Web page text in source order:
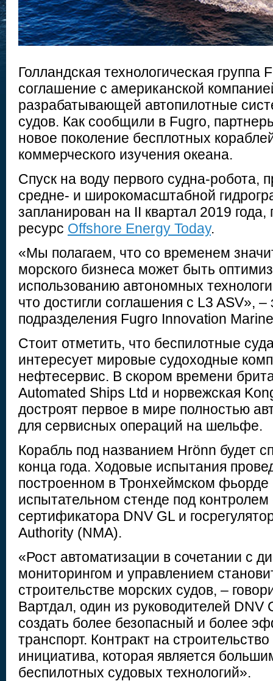
Голландская технологическая группа
соглашение с американской
разрабатывающей автопилотные
судов. Как сообщили в Fugro,
новое поколение бесплотных
коммерческого изучения океана.
Спуск на воду первого судна-робота,
средне- и широкомасштабной
запланирован на II квартал 2019 года,
ресурс Offshore Energy Today.
«Мы полагаем, что со временем
морского бизнеса может быть
использованию автономных
что достигли соглашения с L3 ASV», –
подразделения Fugro Innovation
Стоит отметить, что беспилотные
интересует мировые судоходные
нефтесервис. В скором времени
Automated Ships Ltd и норвежская
достроят первое в мире полностью
для сервисных операций на шельфе.
Корабль под названием Hrönn будет
конца года. Ходовые испытания
построенном в Тронхеймском
испытательном стенде под контролем
сертификатора DNV GL и
Authority (NMA).
«Рост автоматизации в сочетании с
мониторингом и управлением
строительстве морских судов, –
Вартдал, один из руководителей DNV
создать более безопасный и более
транспорт. Контракт на
инициатива, которая является
беспилотных судовых технологий».